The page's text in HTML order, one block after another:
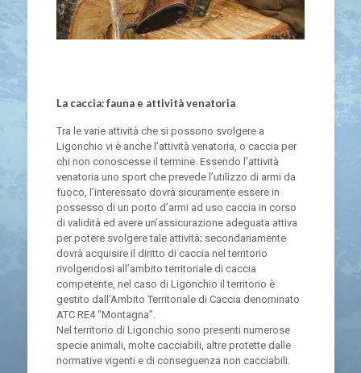
La caccia: fauna e attività venatoria
Tra le varie attività che si possono svolgere a
Ligonchio vi è anche l’attività venatoria, o caccia per
chi non conoscesse il termine. Essendo l’attività
venatoria uno sport che prevede l’utilizzo di armi da
fuoco, l’interessato dovrà sicuramente essere in
possesso di un porto d’armi ad uso caccia in corso
di validità ed avere un’assicurazione adeguata attiva
per potere svolgere tale attività; secondariamente
dovrà acquisire il diritto di caccia nel territorio
rivolgendosi all’ambito territoriale di caccia
competente, nel caso di Ligonchio il territorio è
gestito dall’Ambito Territoriale di Caccia denominato
ATC RE4 “Montagna”.
Nel territorio di Ligonchio sono presenti numerose
specie animali, molte cacciabili, altre protette dalle
normative vigenti e di conseguenza non cacciabili.